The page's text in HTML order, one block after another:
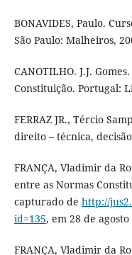
BONAVIDES, Paulo.
São Paulo: Malheiros,
CANOTILHO. J.J.
Constituição. Portugal:
FERRAZ JR., Tércio
direito – técnica,
FRANÇA, Vladimir da
entre as Normas
capturado de http://
id=135, em 28 de agosto
FRANÇA, Vladimir da